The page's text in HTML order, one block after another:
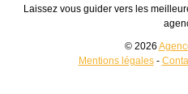
Laissez vous guider vers les
© 2026
Mentions légales-